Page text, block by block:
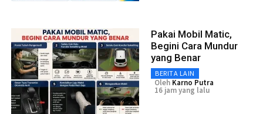
Pakai Mobil Matic,
Begini Cara Mundur
yang Benar
BERITA LAIN
Oleh Karno Putra
16 jam yang lalu